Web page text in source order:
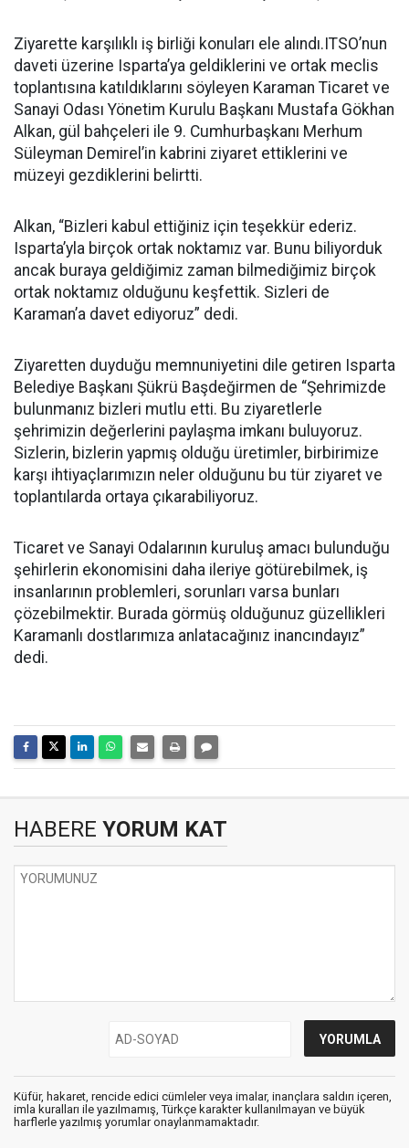
Ziyarette karşılıklı iş birliği konuları ele alındı.ITSO’nun
daveti üzerine Isparta’ya geldiklerini ve ortak meclis
toplantısına katıldıklarını söyleyen Karaman Ticaret ve
Sanayi Odası Yönetim Kurulu Başkanı Mustafa Gökhan
Alkan, gül bahçeleri ile 9. Cumhurbaşkanı Merhum
Süleyman Demirel’in kabrini ziyaret ettiklerini ve
müzeyi gezdiklerini belirtti.
Alkan, “Bizleri kabul ettiğiniz için teşekkür ederiz.
Isparta’yla birçok ortak noktamız var. Bunu biliyorduk
ancak buraya geldiğimiz zaman bilmediğimiz birçok
ortak noktamız olduğunu keşfettik. Sizleri de
Karaman’a davet ediyoruz” dedi.
Ziyaretten duyduğu memnuniyetini dile getiren Isparta
Belediye Başkanı Şükrü Başdeğirmen de “Şehrimizde
bulunmanız bizleri mutlu etti. Bu ziyaretlerle
şehrimizin değerlerini paylaşma imkanı buluyoruz.
Sizlerin, bizlerin yapmış olduğu üretimler, birbirimize
karşı ihtiyaçlarımızın neler olduğunu bu tür ziyaret ve
toplantılarda ortaya çıkarabiliyoruz.
Ticaret ve Sanayi Odalarının kuruluş amacı bulunduğu
şehirlerin ekonomisini daha ileriye götürebilmek, iş
insanlarının problemleri, sorunları varsa bunları
çözebilmektir. Burada görmüş olduğunuz güzellikleri
Karamanlı dostlarımıza anlatacağınız inancındayız”
dedi.
HABERE YORUM KAT
Küfür, hakaret, rencide edici cümleler veya imalar, inançlara saldırı içeren,
imla kuralları ile yazılmamış, Türkçe karakter kullanılmayan ve büyük
harflerle yazılmış yorumlar onaylanmamaktadır.